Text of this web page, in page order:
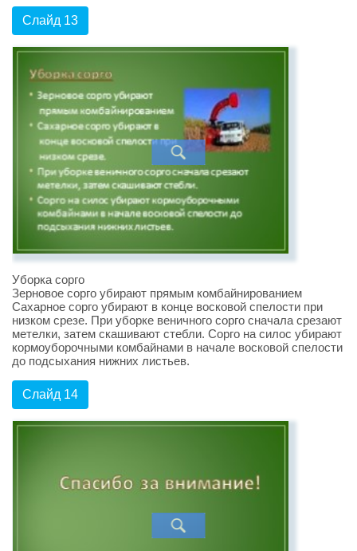
Слайд 13
Уборка сорго
Зерновое сорго убирают прямым комбайнированием
Сахарное сорго убирают в конце восковой спелости при
низком срезе. При уборке веничного сорго сначала срезают
метелки, затем скашивают стебли. Сорго на силос убирают
кормоуборочными комбайнами в начале восковой спелости
до подсыхания нижних листьев.
Слайд 14